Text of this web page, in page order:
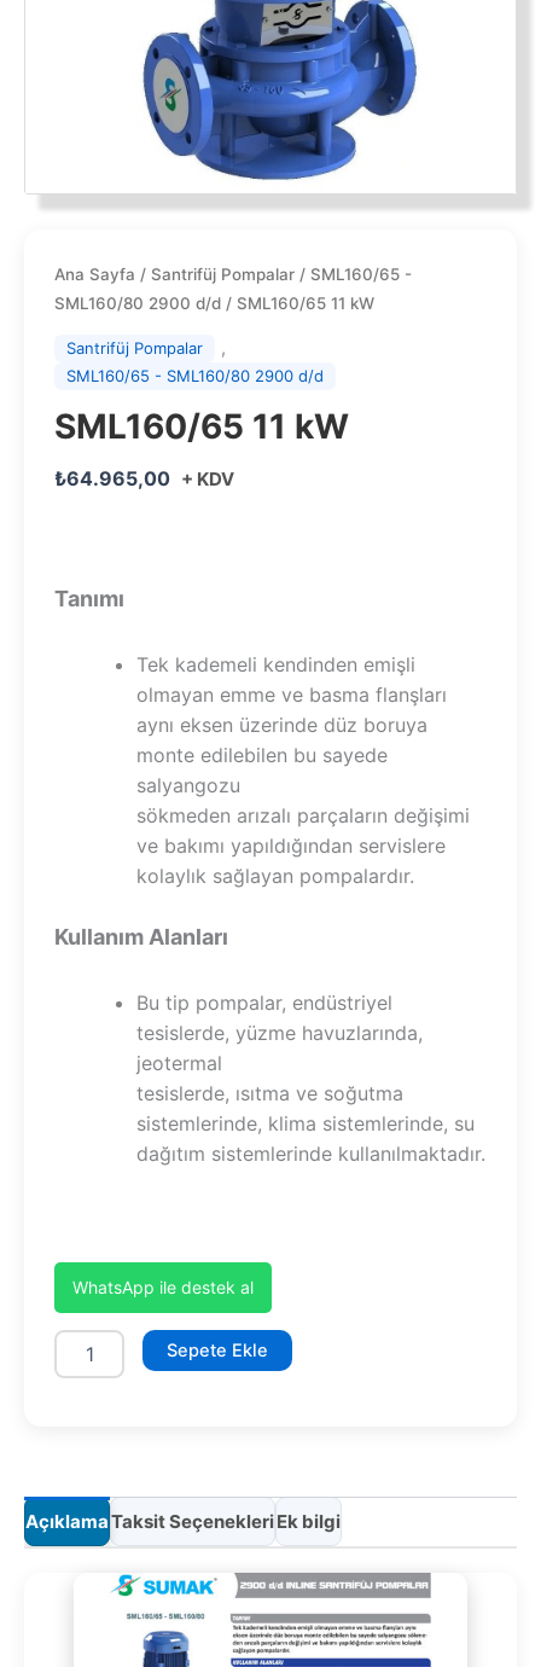
Ana Sayfa / Santrifüj Pompalar / SML160/65 -
SML160/80 2900 d/d / SML160/65 11 kW
Santrifüj Pompalar ,
SML160/65 - SML160/80 2900 d/d
SML160/65 11 kW
₺64.965,00 + KDV
Tanımı
Tek kademeli kendinden emişli
olmayan emme ve basma flanşları
aynı eksen üzerinde düz boruya
monte edilebilen bu sayede
salyangozu
sökmeden arızalı parçaların değişimi
ve bakımı yapıldığından servislere
kolaylık sağlayan pompalardır.
Kullanım Alanları
Bu tip pompalar, endüstriyel
tesislerde, yüzme havuzlarında,
jeotermal
tesislerde, ısıtma ve soğutma
sistemlerinde, klima sistemlerinde, su
dağıtım sistemlerinde kullanılmaktadır.
WhatsApp ile destek al
SML160/65
Sepete Ekle
AçıklamaTaksit SeçenekleriEk bilgi